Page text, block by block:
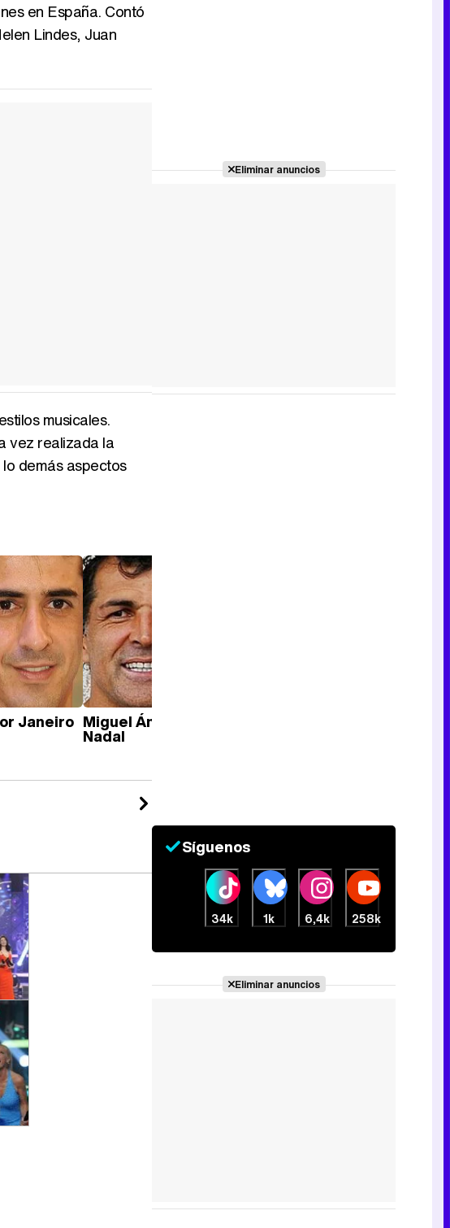
Canción ganadora de Eurovisión 2026: DARA con "Bangaranga" por Bulgaria
en España. Contó
Lindes, Juan
musicales.
vez realizada la
demás aspectos
Janeiro Miguel Ángel
Nadal
Eliminar anuncios
Síguenos
34k 1k 6,4k 258k
Eliminar anuncios